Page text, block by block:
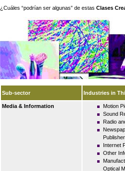
¿Cuáles “podrían ser algunas” de estas Clases
Sub-sector Industries in
Media & Information
Motion
Sound
Radio
Internet
Other
Optical